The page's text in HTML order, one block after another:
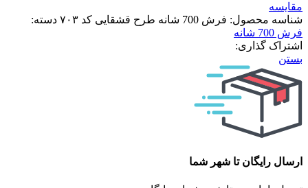
مقایسه
شناسه محصول: فرش 700 شانه طرح قشقایی کد ۷۰۳
دسته:
فرش 700 شانه
اشتراک گذاری:
بستن
ارسال رایگان تا شهر شما